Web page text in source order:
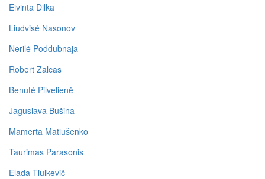
Eivinta Dilka
Liudvisė Nasonov
Nerilė Poddubnaja
Robert Zalcas
Benutė Pilvelienė
Jaguslava Bušina
Mamerta Matiušenko
Taurimas Parasonis
Elada Tiulkevič